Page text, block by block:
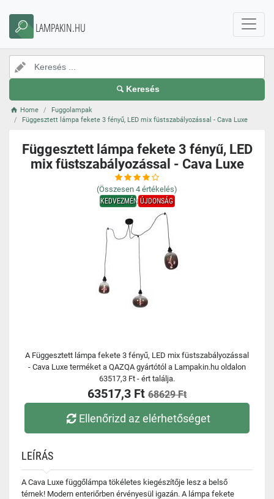
LAMPAKIN.HU
Keresés
Home
Fuggolampak
Függesztett lámpa fekete 3 fényű, LED mix füstszabályozással - Cava Luxe
Függesztett lámpa fekete 3 fényű, LED
mix füstszabályozással - Cava Luxe
(Összesen 4 értékelés)
KEDVEZMÉNYÚJDONSÁG
A Függesztett lámpa fekete 3 fényű, LED mix füstszabályozással
- Cava Luxe terméket a QAZQA gyártótól a Lampakin.hu oldalon
63517,3 Ft - ért találja.
63517,3 Ft 68629 Ft
Ellenőrizd az elérhetőséget
LEÍRÁS
A Cava Luxe függőlámpa tökéletes kiegészítője lesz a belső
térnek! Modern enteriőrben érvényesül igazán. A lámpa fekete